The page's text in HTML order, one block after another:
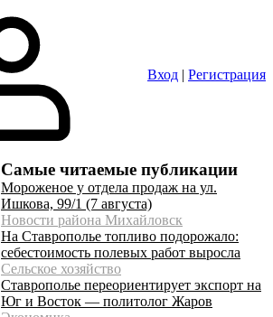
Вход | Регистрация
Самые читаемые публикации
Мороженое у отдела продаж на ул.
Ишкова, 99/1 (7 августа)
Новости района Михайловск
На Ставрополье топливо подорожало:
себестоимость полевых работ выросла
Сельское хозяйство
Ставрополье переориентирует экспорт на
Юг и Восток — политолог Жаров